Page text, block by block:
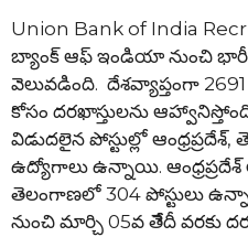
Union Bank of India
బ్యాంక్ ఆఫ్ ఇండియా నుంచి
వెలువడింది. దేశవ్యాప్తంగా
కోసం దరఖాస్తులను
విడుదలైన పోస్టుల్లో
ఉద్యోగాలు ఉన్నాయి.
తెలంగాణలో 304 పోస్టులు
నుంచి మార్చి 05వ తేేదీ వరకు